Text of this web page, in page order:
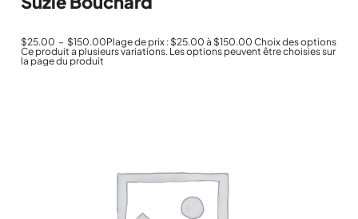
$25.00 – $150.00Plage de prix : $25.00 à $150.00 Choix des options
Ce produit a plusieurs variations. Les options peuvent être choisies sur
la page du produit